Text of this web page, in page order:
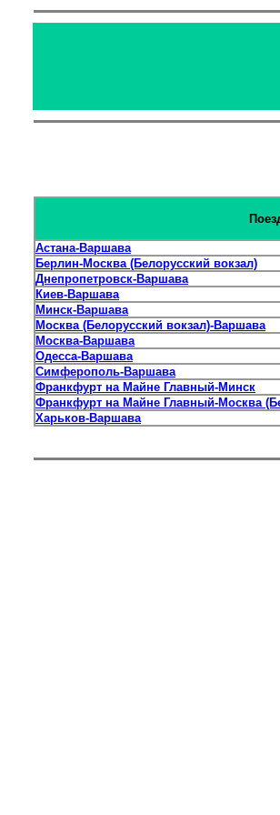
Астана-Варшава
Берлин-Москва (Белорусский вокзал)
Днепропетровск-Варшава
Киев-Варшава
Минск-Варшава
Москва (Белорусский вокзал)-Варшава
Москва-Варшава
Одесса-Варшава
Симферополь-Варшава
Франкфурт на Майне Главный-Минск
Франкфурт на Майне Главный-Москва
Харьков-Варшава